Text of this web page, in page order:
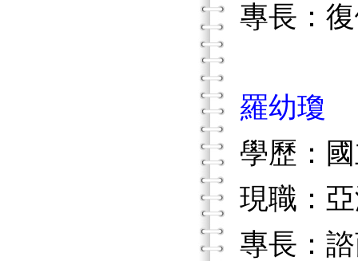
專長：
羅幼瓊
學歷：
現職：
專長：